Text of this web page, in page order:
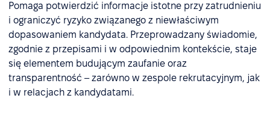
Pomaga potwierdzić informacje istotne przy zatrudnieniu
i ograniczyć ryzyko związanego z niewłaściwym
dopasowaniem kandydata. Przeprowadzany świadomie,
zgodnie z przepisami i w odpowiednim kontekście, staje
się elementem budującym zaufanie oraz
transparentność – zarówno w zespole rekrutacyjnym, jak
i w relacjach z kandydatami.